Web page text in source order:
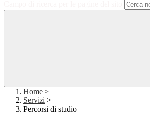
Home >
Servizi >
Percorsi di studio